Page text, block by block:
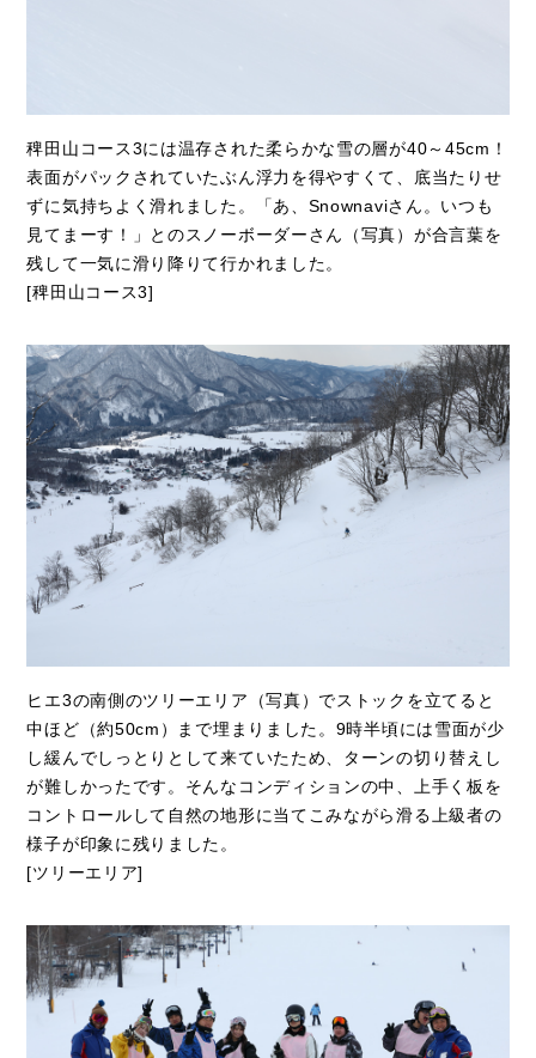
稗田山コース3には温存された柔らかな雪の層が40～45cm！
表面がパックされていたぶん浮力を得やすくて、底当たりせ
ずに気持ちよく滑れました。「あ、Snownaviさん。いつも
見てまーす！」とのスノーボーダーさん（写真）が合言葉を
残して一気に滑り降りて行かれました。
[稗田山コース3]
ヒエ3の南側のツリーエリア（写真）でストックを立てると
中ほど（約50cm）まで埋まりました。9時半頃には雪面が少
し緩んでしっとりとして来ていたため、ターンの切り替えし
が難しかったです。そんなコンディションの中、上手く板を
コントロールして自然の地形に当てこみながら滑る上級者の
様子が印象に残りました。
[ツリーエリア]